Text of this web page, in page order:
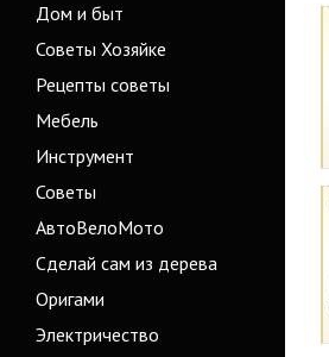
Дом и быт
Советы Хозяйке
Рецепты советы
Мебель
Инструмент
Советы
АвтоВелоМото
Сделай сам из дерева
Оригами
Электричество